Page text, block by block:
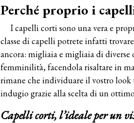
Perché proprio i
I capelli corti sono una vera e
classe di capelli potrete infatti
ancora: migliaia e migliaia di diverse
femminilità, facendola risaltare in
rimane che individuare il vostro
indugio grazie alla scelta di un
Capelli corti, l’ideale per un